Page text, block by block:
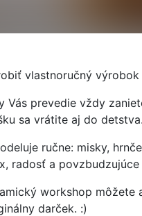
vlastnoručný výrobok
Vás prevedie vždy
sa vrátite aj do detstva.
ručne: misky,
radosť a
workshop
darček. :)